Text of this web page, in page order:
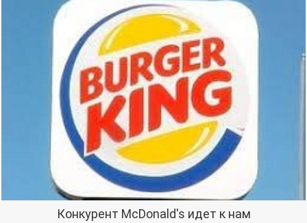
Конкурент McDonald's идет к нам